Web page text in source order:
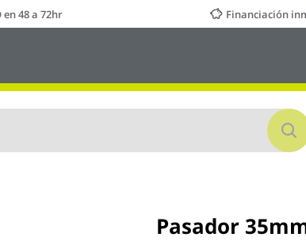
en 48 a 72hr Financiación
Pasador